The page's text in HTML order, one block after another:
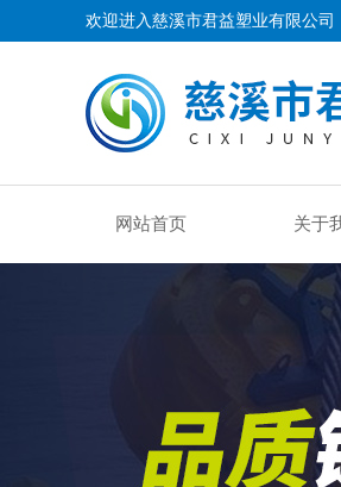
欢迎进入慈溪市君益塑业有限公司
网站首页 关于